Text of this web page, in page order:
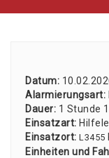
Datum:
Alar­mie­rungs­art:
Dau­er: 1 Stun­de
Ein­satz­art:
Ein­satz­ort: L3455
Ein­hei­ten und